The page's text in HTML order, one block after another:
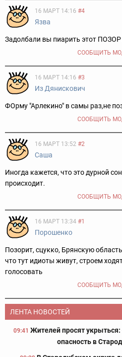
16 МАРТ 14:16 #4
Язва
Задолбали вы пиарить этот ПОЗОР
СООБЩИТЬ
16 МАРТ 14:16 #3
Из Дянискович
ФОрму "Арлекино" в самы раз,не
СООБЩИТЬ
16 МАРТ 13:52 #2
Саша
Иногда кажется, что это дурной
происходит.
СООБЩИТЬ
16 МАРТ 13:34 #1
Порошенко
Позорит, сцукко, Брянскую
что тут идиоты живут, строем
голосовать
СООБЩИТЬ
ЛЕНТА НОВОСТЕЙ
09:41 Жителей просят
опасность в